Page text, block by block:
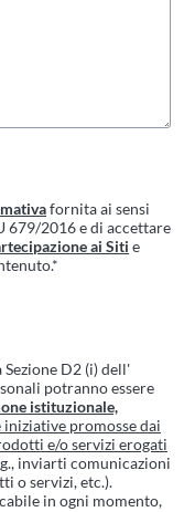
fornita ai sensi
679/2016 e di accettare
ai Siti e
D2 (i) dell'
potranno essere
istituzionale,
promosse dai
e/o servizi erogati
inviarti comunicazioni
o servizi, etc.).
in ogni momento,